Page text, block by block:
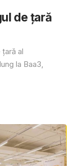
de țară
al
la Baa3,